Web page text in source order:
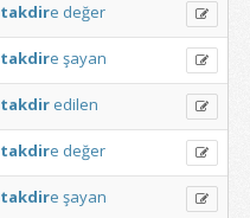
takdire değer
takdire şayan
takdir edilen
takdire değer
takdire şayan